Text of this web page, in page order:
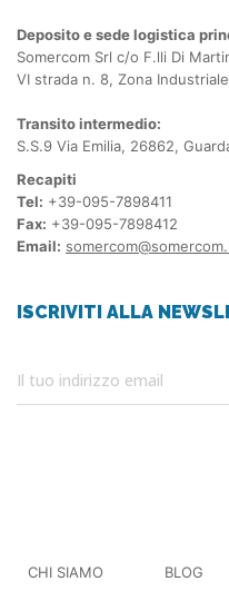
Deposito e sede logistica
Somercom Srl c/o F.lli Di
VI strada n. 8, Zona
Transito intermedio:
S.S.9 Via Emilia, 26862,
Recapiti
Tel: +39-095-7898411
Fax: +39-095-7898412
Email:
ISCRIVITI ALLA
CHI SIAMO BLOG